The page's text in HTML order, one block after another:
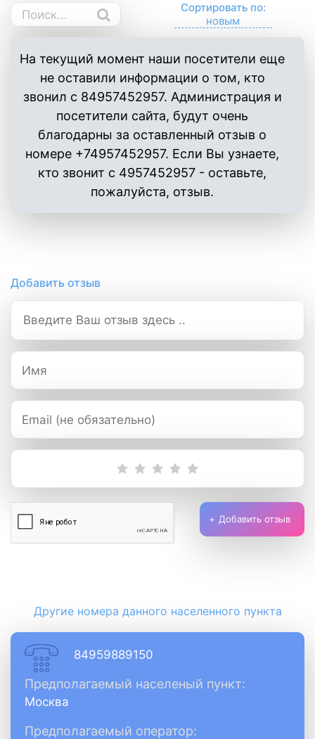
Сортировать по:
На текущий момент наши посетители еще
не оставили информации о том, кто
звонил с 84957452957. Администрация и
посетители сайта, будут очень
благодарны за оставленный отзыв о
номере +74957452957. Если Вы узнаете,
кто звонит с 4957452957 - оставьте,
пожалуйста, отзыв.
Добавить отзыв
Добавить отзыв
Другие номера данного населенного пункта
84959889150
Предполагаемый населеный пункт:
Москва
Предполагаемый оператор: